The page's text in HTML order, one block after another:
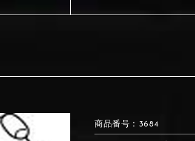
②Gray
②Gray
②Gray ③Light gray
商品番号：3684